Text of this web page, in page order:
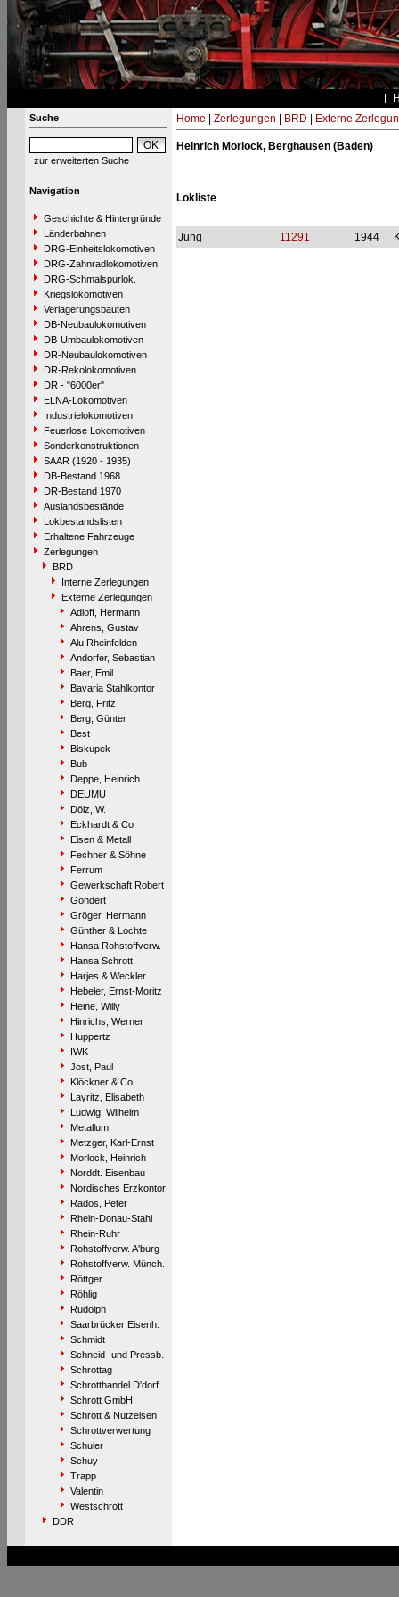
Suche
zur erweiterten Suche
Navigation
Geschichte & Hintergründe
Länderbahnen
DRG-Einheitslokomotiven
DRG-Zahnradlokomotiven
DRG-Schmalspurlok.
Kriegslokomotiven
Verlagerungsbauten
DB-Neubaulokomotiven
DB-Umbaulokomotiven
DR-Neubaulokomotiven
DR-Rekolokomotiven
DR - "6000er"
ELNA-Lokomotiven
Industrielokomotiven
Feuerlose Lokomotiven
Sonderkonstruktionen
SAAR (1920 - 1935)
DB-Bestand 1968
DR-Bestand 1970
Auslandsbestände
Lokbestandslisten
Erhaltene Fahrzeuge
Zerlegungen
BRD
Interne Zerlegungen
Externe Zerlegungen
Adloff, Hermann
Ahrens, Gustav
Alu Rheinfelden
Andorfer, Sebastian
Baer, Emil
Bavaria Stahlkontor
Berg, Fritz
Berg, Günter
Best
Biskupek
Bub
Deppe, Heinrich
DEUMU
Dölz, W.
Eckhardt & Co
Eisen & Metall
Fechner & Söhne
Ferrum
Gewerkschaft Robert
Gondert
Gröger, Hermann
Günther & Lochte
Hansa Rohstoffverw.
Hansa Schrott
Harjes & Weckler
Hebeler, Ernst-Moritz
Heine, Willy
Hinrichs, Werner
Huppertz
IWK
Jost, Paul
Klöckner & Co.
Layritz, Elisabeth
Ludwig, Wilhelm
Metallum
Metzger, Karl-Ernst
Morlock, Heinrich
Norddt. Eisenbau
Nordisches Erzkontor
Rados, Peter
Rhein-Donau-Stahl
Rhein-Ruhr
Rohstoffverw. A'burg
Rohstoffverw. Münch.
Röttger
Röhlig
Rudolph
Saarbrücker Eisenh.
Schmidt
Schneid- und Pressb.
Schrottag
Schrotthandel D'dorf
Schrott GmbH
Schrott & Nutzeisen
Schrottverwertung
Schuler
Schuy
Trapp
Valentin
Westschrott
DDR
Home Zerlegungen BRD Externe
Heinrich Morlock, Berghausen (Baden)
Lokliste
Jung 11291 1944